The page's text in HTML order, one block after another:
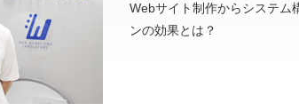
Webサイト制作からシステム
ンの効果とは？